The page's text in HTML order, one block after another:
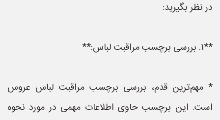
در نظر بگیرید:
**1. بررسی برچسب مراقبت لباس:**
* مهم‌ترین قدم، بررسی برچسب مراقبت لباس عروس
است. این برچسب حاوی اطلاعات مهمی در مورد نحوه